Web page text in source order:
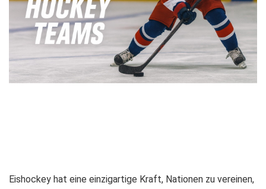
Eishockey hat eine einzigartige Kraft, Nationen zu vereinen,